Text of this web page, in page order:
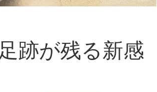
跡が残る新感